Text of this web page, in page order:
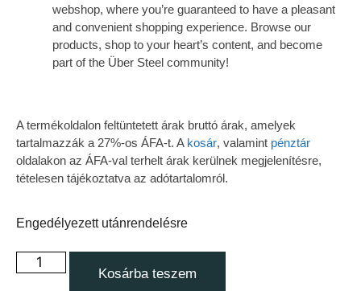
webshop, where you’re guaranteed to have a pleasant
and convenient shopping experience. Browse our
products, shop to your heart’s content, and become
part of the Über Steel community!
A termékoldalon feltüntetett árak bruttó árak, amelyek
tartalmazzák a 27%-os ÁFA-t. A kosár, valamint pénztár
oldalakon az ÁFA-val terhelt árak kerülnek megjelenítésre,
tételesen tájékoztatva az adótartalomról.
Engedélyezett utánrendelésre
Kosárba teszem